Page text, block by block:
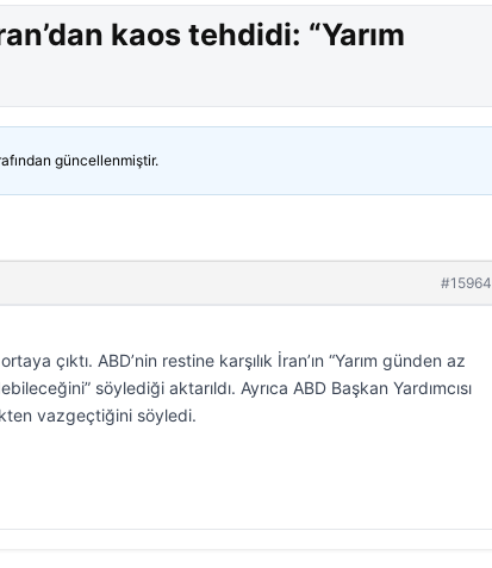
kaos tehdidi: “Yarım
güncellenmiştir.
#15964
çıktı. ABD’nin restine karşılık İran’ın “Yarım günden az
söylediği aktarıldı. Ayrıca ABD Başkan Yardımcısı
vazgeçtiğini söyledi.